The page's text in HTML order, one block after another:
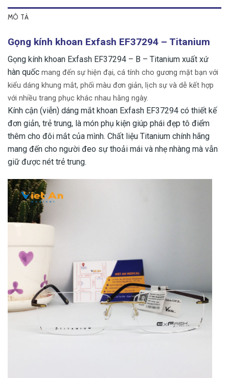
MÔ TẢ
Gọng kính khoan Exfash EF37294 – Titanium
Gọng kính khoan Exfash EF37294 – B – Titanium xuất xứ
hàn quốc mang đến sự hiện đại, cá tính cho gương mặt bạn với
kiểu dáng khung mắt, phối màu đơn giản, lịch sự và dễ kết hợp
với nhiều trang phục khác nhau hằng ngày.
Kính cận (viễn) dáng mắt khoan Exfash EF37294 có thiết kế
đơn giản, trẻ trung, là món phụ kiện giúp phái đẹp tô điểm
thêm cho đôi mắt của mình. Chất liệu Titanium chính hãng
mang đến cho người đeo sự thoải mái và nhẹ nhàng mà vẫn
giữ được nét trẻ trung.